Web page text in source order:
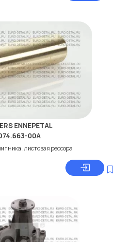
ENNEPETAL
00A
листовая рессора